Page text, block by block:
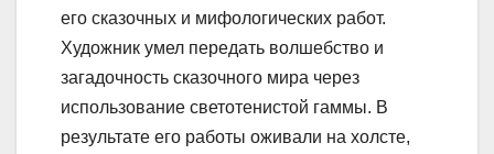
его сказочных и мифологических работ.
Художник умел передать волшебство и
загадочность сказочного мира через
использование светотенистой гаммы. В
результате его работы оживали на холсте,